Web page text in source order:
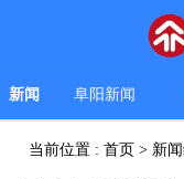
新闻 阜阳新闻
当前位置 :首页 > 新